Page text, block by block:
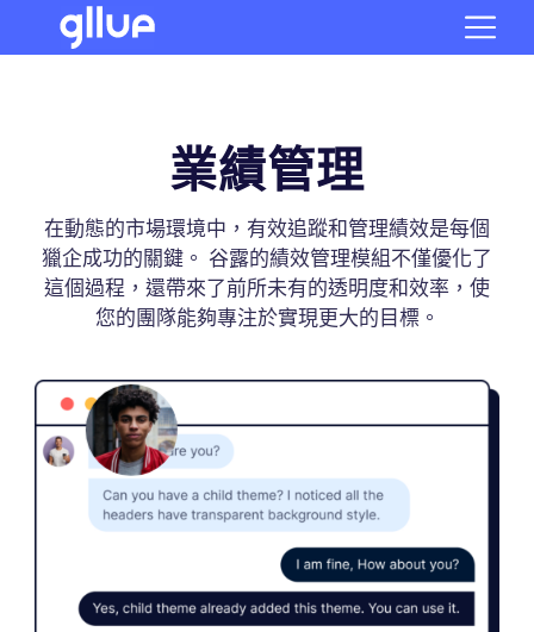
業績管理
在動態的市場環境中，有效追蹤和管理績效是每個
獵企成功的關鍵。 谷露的績效管理模組不僅優化了
這個過程，還帶來了前所未有的透明度和效率，使
您的團隊能夠專注於實現更大的目標。